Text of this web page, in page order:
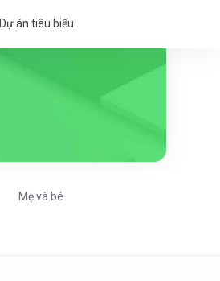
Dự án tiêu biểu
Mẹ và bé